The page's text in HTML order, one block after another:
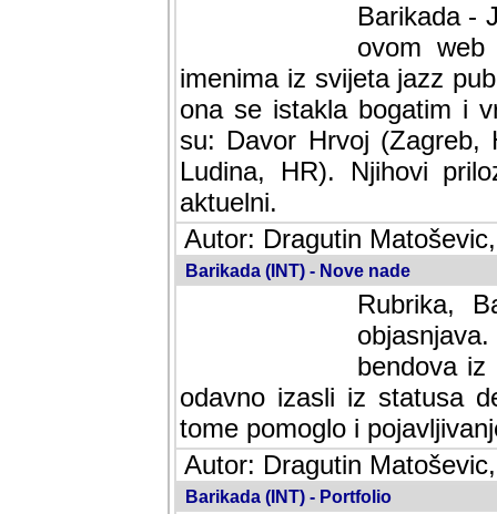
Barikada -
ovom web
imenima iz svijeta jazz
ona se istakla bogatim i
su: Davor Hrvoj (Zagreb,
Ludina, HR). Njihovi
aktuelni.
Autor: Dragutin
Barikada (INT) - Nove nade
Rubrika,
bendova
odavno izasli iz statusa
tome pomoglo i
Autor: Dragutin
Barikada (INT) - Portfolio